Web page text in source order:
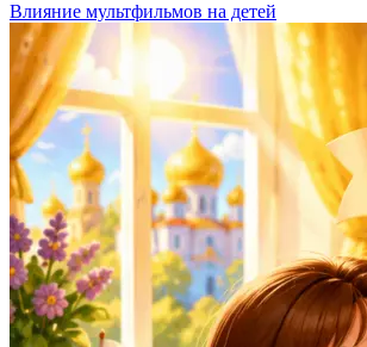
Влияние мультфильмов на детей